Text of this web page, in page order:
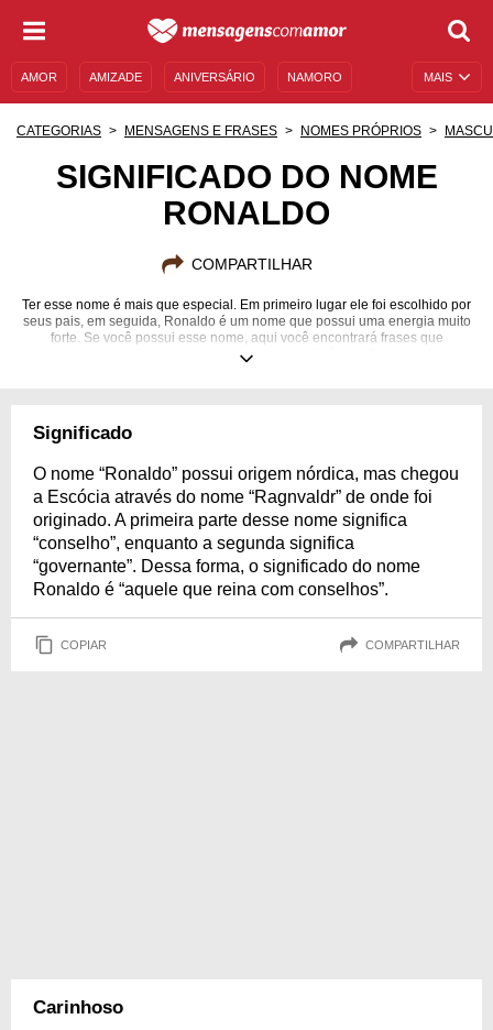
MAIS
AMOR AMIZADE ANIVERSÁRIO NAMORO
MENSAGENS DE ANIVERSÁRIO
CATEGORIAS MENSAGENS E FRASES NOMES PRÓPRIOS
SIGNIFICADO DO NOME
RONALDO
COMPARTILHAR
Ter esse nome é mais que especial. Em primeiro lugar ele foi escolhido por
seus pais, em seguida, Ronaldo é um nome que possui uma energia muito
forte. Se você possui esse nome, aqui você encontrará frases que
traduzem boa parte do que ele carrega em significância. Permita-se notar
frases cheias de força e que retratam tão bem aqueles que se chamam
Significado
O nome “Ronaldo” possui origem nórdica, mas chegou
a Escócia através do nome “Ragnvaldr” de onde foi
originado. A primeira parte desse nome significa
“conselho”, enquanto a segunda significa
“governante”. Dessa forma, o significado do nome
Ronaldo é “aquele que reina com conselhos”.
COPIAR COMPARTILHAR
Carinhoso